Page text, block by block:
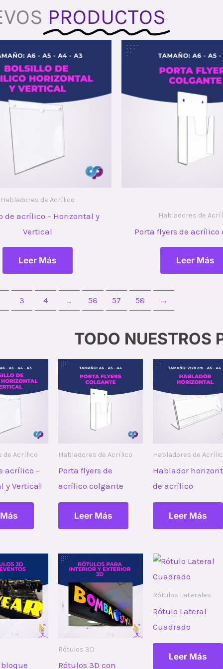
PRODUCTOS
Habladores de Acrílico
de acrílico – Horizontal y
Vertical
Leer Más
Habladores de
Porta flyers de
Leer Más
3 4 … 56 57 58 →
TODO NUESTROS
de Acrílico
acrílico –
y Vertical
Habladores de Acrílico
Porta flyers de
acrílico colgante
Leer Más
Habladores de
Hablador
de acrílico
Leer Más
Rótulos 3D
Rótulos 3D con
Rótulos Laterales
Rótulo Lateral
Cuadrado
Leer Más